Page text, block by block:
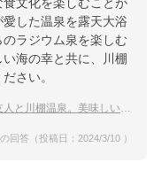
文化を楽しむことが
した温泉を露天大浴
ラジウム泉を楽しむ
海の幸と共に、川棚
さい。
。美味しい海の幸が食べれる宿は？
回答（投稿日：2024/3/10 ）